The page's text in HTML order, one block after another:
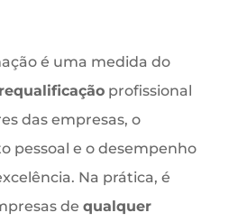
é uma medida do
requalificaçãoprofissional
das empresas, o
pessoal e o desempenho
Na prática, é
de qualquer